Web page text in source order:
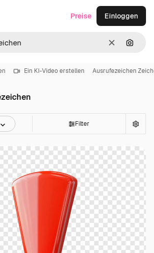
LöschenNach
Preise Einloggen
Ein KI-Video erstellen Ausrufezeichen
Filter